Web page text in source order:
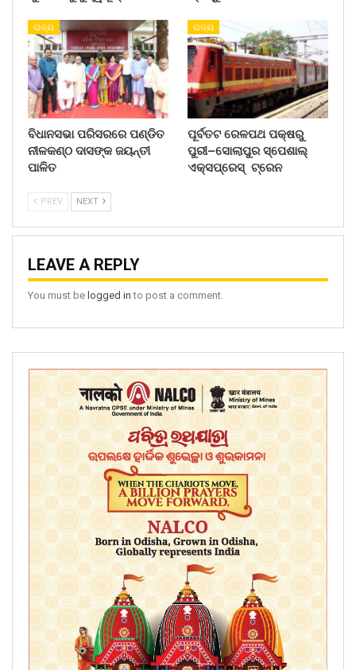
ରାଜ୍ୟ
ବିଧାନସଭା ପରିସରରେ ପଣ୍ଡିତ
ନୀଳକଣ୍ଠ ଦାସଙ୍କ ଜୟନ୍ତୀ
ପାଳିତ
ରାଜ୍ୟ
ପୂର୍ବତଟ ରେଳପଥ ପକ୍ଷରୁ
ପୁରୀ–ସୋଲାପୁର ସ୍ପେଶାଲ୍
ଏକ୍ସପ୍ରେସ୍ ଟ୍ରେନ
PREV NEXT
LEAVE A REPLY
You must be logged in to post a comment.